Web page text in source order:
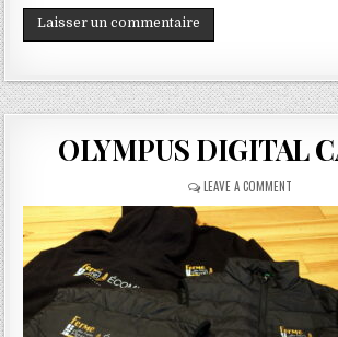
OLYMPUS DIGITAL
LEAVE A COMMENTON
OLYMPUS
DIGITAL
CAMERA